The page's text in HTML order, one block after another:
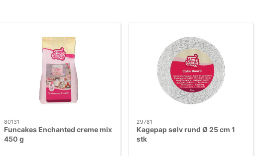
80131
Funcakes Enchanted creme mix
450 g
29781
Kagepap sølv rund Ø 25 cm 1
stk